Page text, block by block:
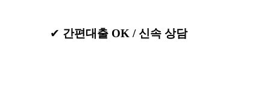
✔ 간편대출 OK / 신속 상담